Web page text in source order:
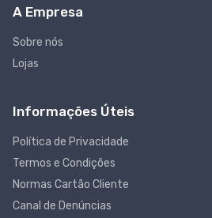
A Empresa
Sobre nós
Lojas
Informações Úteis
Política de Privacidade
Termos e Condições
Normas Cartão Cliente
Canal de Denúncias